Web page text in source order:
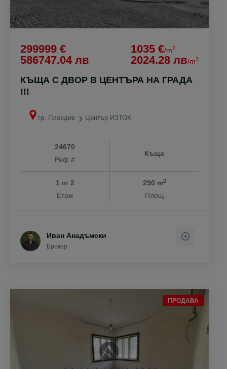
299999 €
586747.04 лв
1035 €/m2
2024.28 лв/m2
КЪЩА С ДВОР В ЦЕНТЪРА НА ГРАДА
!!!
гр. Пловдив Център ИЗТОК
24670
Реф #
Къща
1 от2
Етаж
290 m2
Площ
Иван Анадъмски
Брокер
ПРОДАВА